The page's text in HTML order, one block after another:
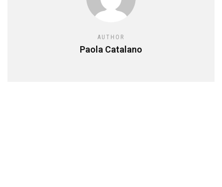
AUTHOR
Paola Catalano